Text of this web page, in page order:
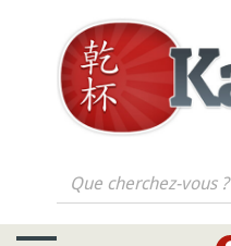
Que cherchez-vous